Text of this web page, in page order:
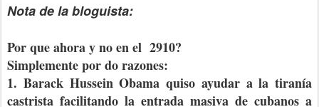
Nota de la bloguista:
Por que ahora y no en el 2910?
Simplemente por do razones:
1. Barack Hussein Obama quiso ayudar a la tiranía
castrista facilitando la entrada masiva de cubanos a